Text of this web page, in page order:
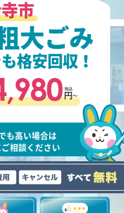
市
大ごみ
格安回収！
も高い場合は
相談ください